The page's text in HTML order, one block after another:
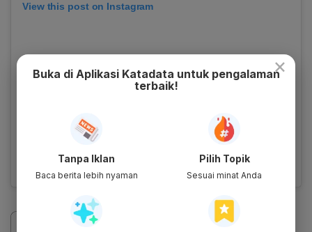
View this post on Instagram
A post shared by Sri Mulyani Indrawati (@smindrawati)
×
Buka di Aplikasi Katadata untuk pengalaman
terbaik!
Tanpa Iklan
Baca berita lebih nyaman
Pilih Topik
Sesuai minat Anda